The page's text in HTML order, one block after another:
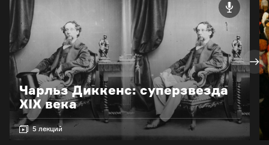
Чарльз Диккенс: суперзвезда
XIX века
5 лекций